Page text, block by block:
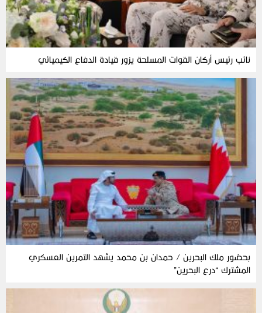
نائب رئيس أركان القوات المسلحة يزور قيادة الدفاع الكيميائي
بحضور ملك البحرين / حمدان بن محمد يشهد التمرين العسكري
المشترك “درع البحرين”